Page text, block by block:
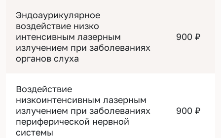
Эндоаурикулярное
воздействие низко
интенсивным лазерным
излучением при заболеваниях
органов слуха
900 ₽
Воздействие
низкоинтенсивным лазерным
излучением при заболеваниях
периферической нервной
системы
900 ₽